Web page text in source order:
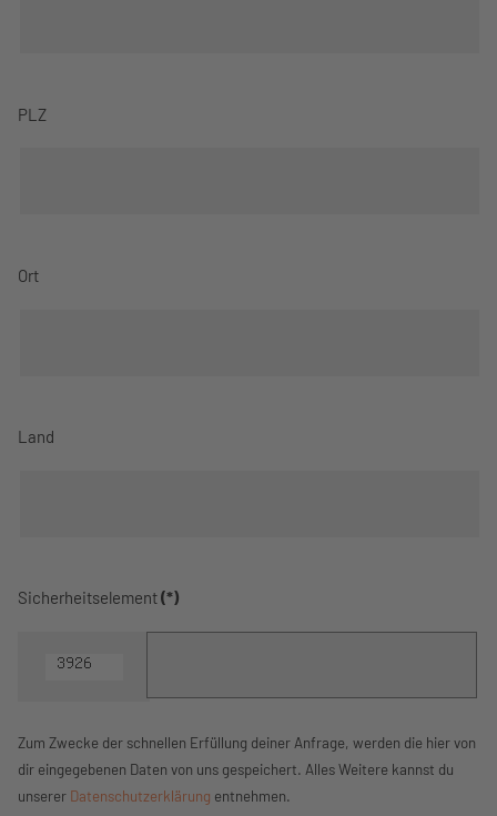
PLZ
Ort
Land
Sicherheitselement(*)
Zum Zwecke der schnellen Erfüllung deiner Anfrage, werden die hier von
dir eingegebenen Daten von uns gespeichert. Alles Weitere kannst du
unserer Datenschutzerklärung entnehmen.